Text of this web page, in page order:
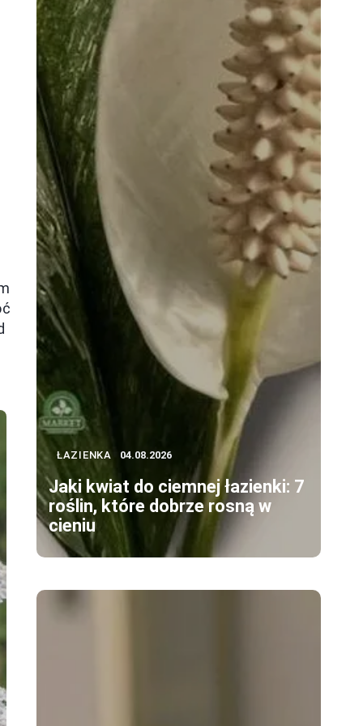
ŁAZIENKA 04.08.2026
Jaki kwiat do ciemnej łazienki: 7
roślin, które dobrze rosną w
cieniu